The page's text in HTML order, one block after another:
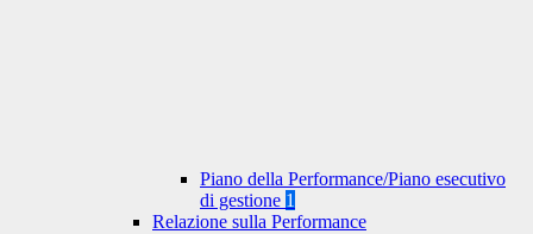
Piano della Performance/Piano esecutivo
di gestione 1
Relazione sulla Performance